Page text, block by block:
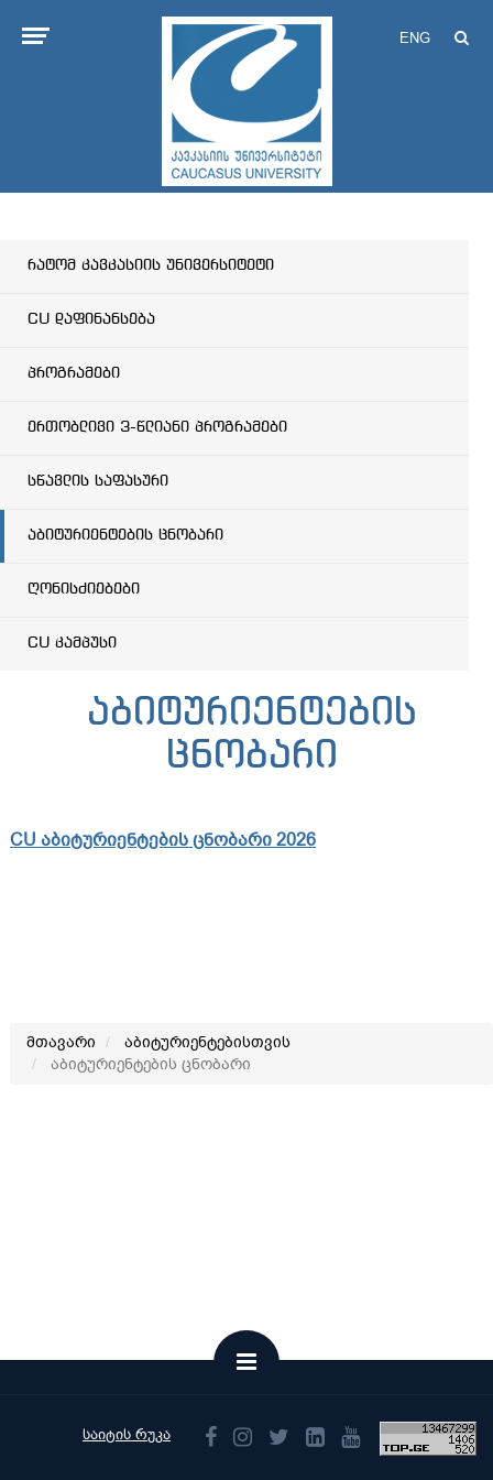
ENG
რატომ კავკასიის უნივერსიტეტი
CU დაფინანსება
პროგრამები
ერთობლივი 3-წლიანი პროგრამები
სწავლის საფასური
აბიტურიენტების ცნობარი
ღონისძიებები
CU კამპუსი
აბიტურიენტების
ცნობარი
CU აბიტურიენტების ცნობარი 2026
მთავარი
აბიტურიენტებისთვის
აბიტურიენტების ცნობარი
საიტის რუკა